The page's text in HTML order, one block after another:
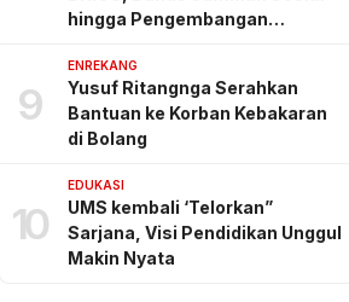
hingga Pengembangan
9
ENREKANG
Yusuf Ritangnga Serahkan
Bantuan ke Korban Kebakaran
di Bolang
10
EDUKASI
UMS kembali ‘Telorkan”
Sarjana, Visi Pendidikan Unggul
Makin Nyata